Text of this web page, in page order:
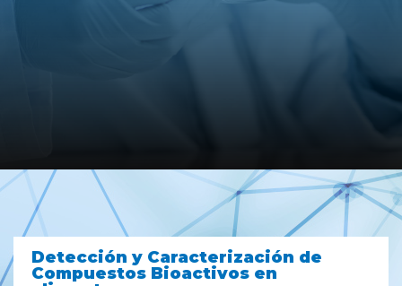
Infraestructura Y Equipamiento
Detección y Caracterización de
Compuestos Bioactivos en